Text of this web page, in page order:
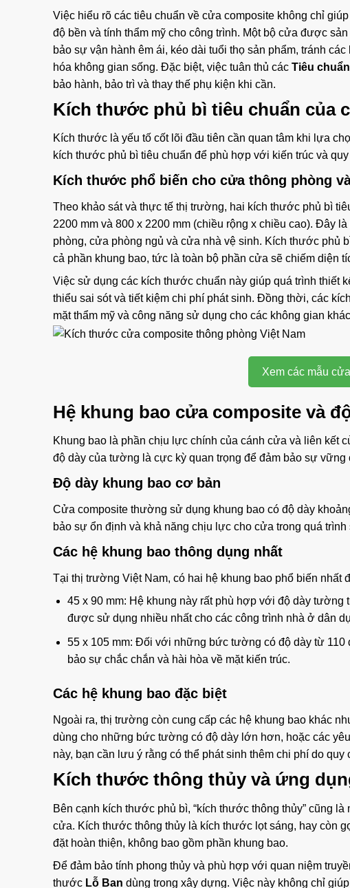
Việc hiểu rõ các tiêu chuẩn về cửa composite không chỉ
độ bền và tính thẩm mỹ cho công trình. Một bộ cửa được
bảo sự vận hành êm ái, kéo dài tuổi thọ sản phẩm, tránh
hóa không gian sống. Đặc biệt, việc tuân thủ các Tiêu
bảo hành, bảo trì và thay thế phụ kiện khi cần.
Kích thước phủ bì tiêu chuẩn của
Kích thước là yếu tố cốt lõi đầu tiên cần quan tâm khi lựa
kích thước phủ bì tiêu chuẩn để phù hợp với kiến trúc và
Kích thước phổ biến cho cửa thông phòng
Theo khảo sát và thực tế thị trường, hai kích thước phủ bì
2200 mm và 800 x 2200 mm (chiều rộng x chiều cao). Đây
phòng, cửa phòng ngủ và cửa nhà vệ sinh. Kích thước phủ
cả phần khung bao, tức là toàn bộ phần cửa sẽ chiếm diện
Việc sử dụng các kích thước chuẩn này giúp quá trình thiết
thiểu sai sót và tiết kiệm chi phí phát sinh. Đồng thời, các
mặt thẩm mỹ và công năng sử dụng cho các không gian
Xem các mẫu
Hệ khung bao cửa composite và
Khung bao là phần chịu lực chính của cánh cửa và liên
độ dày của tường là cực kỳ quan trọng để đảm bảo sự vững
Độ dày khung bao cơ bản
Cửa composite thường sử dụng khung bao có độ dày
bảo sự ổn định và khả năng chịu lực cho cửa trong quá trình
Các hệ khung bao thông dụng nhất
Tại thị trường Việt Nam, có hai hệ khung bao phổ biến nhất
45 x 90 mm: Hệ khung này rất phù hợp với độ dày
được sử dụng nhiều nhất cho các công trình nhà ở dân
55 x 105 mm: Đối với những bức tường có độ dày từ 110
bảo sự chắc chắn và hài hòa về mặt kiến trúc.
Các hệ khung bao đặc biệt
Ngoài ra, thị trường còn cung cấp các hệ khung bao khác
dùng cho những bức tường có độ dày lớn hơn, hoặc các
này, bạn cần lưu ý rằng có thể phát sinh thêm chi phí do quy
Kích thước thông thủy và ứng
Bên cạnh kích thước phủ bì, “kích thước thông thủy” cũng
cửa. Kích thước thông thủy là kích thước lọt sáng, hay còn
đặt hoàn thiện, không bao gồm phần khung bao.
Để đảm bảo tính phong thủy và phù hợp với quan niệm
thước Lỗ Ban dùng trong xây dựng. Việc này không chỉ